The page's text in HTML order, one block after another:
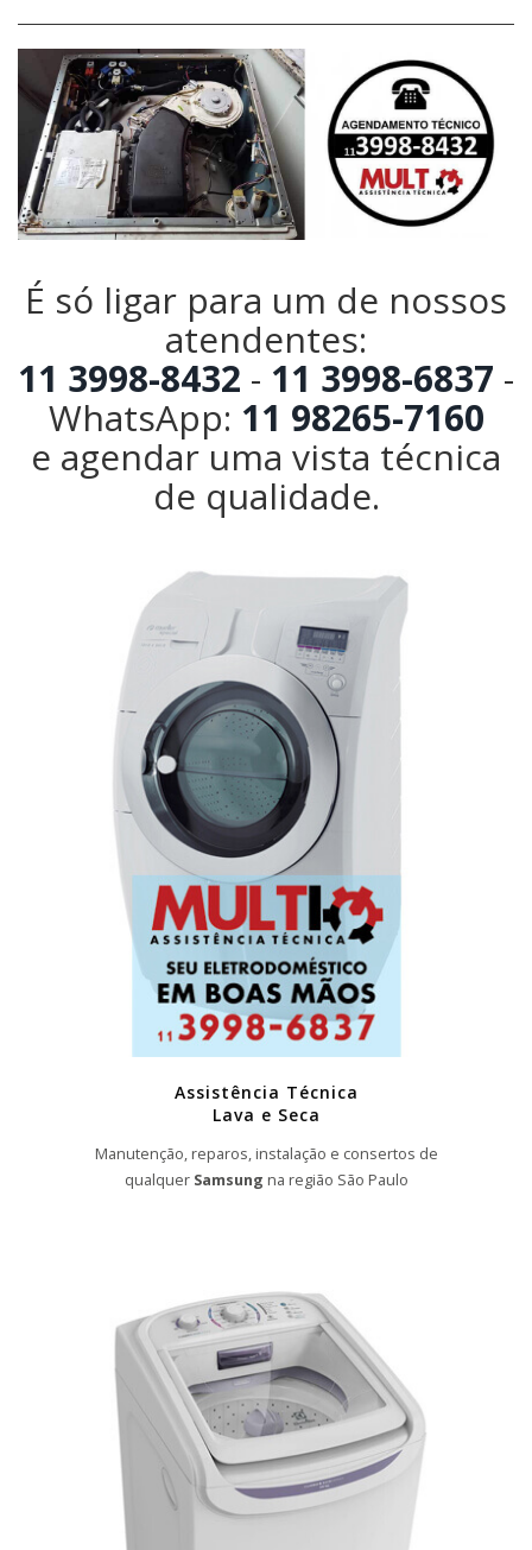
É só ligar para um de nossos
atendentes:
11 3998-8432 - 11 3998-6837 -
WhatsApp: 11 98265-7160
e agendar uma vista técnica
de qualidade.
Assistência Técnica
Lava e Seca
Manutenção, reparos, instalação e consertos de
qualquer Samsung na região São Paulo